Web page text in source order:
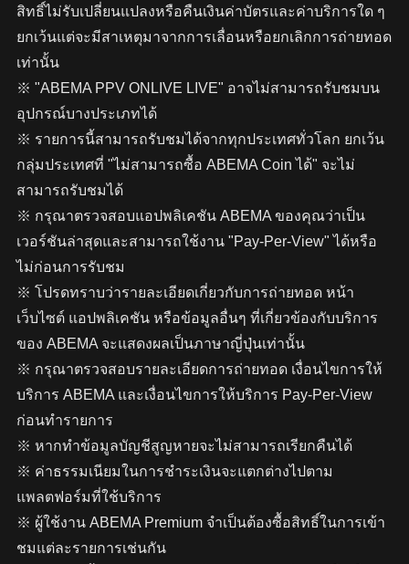
สิทธิ์ไม่รับเปลี่ยนแปลงหรือคืนเงินค่าบัตรและค่าบริการใด ๆ
ยกเว้นแต่จะมีสาเหตุมาจากการเลื่อนหรือยกเลิกการถ่ายทอด
เท่านั้น
※ "ABEMA PPV ONLIVE LIVE" อาจไม่สามารถรับชมบน
อุปกรณ์บางประเภทได้
※ รายการนี้สามารถรับชมได้จากทุกประเทศทั่วโลก ยกเว้น
กลุ่มประเทศที่ "ไม่สามารถซื้อ ABEMA Coin ได้" จะไม่
สามารถรับชมได้
※ กรุณาตรวจสอบแอปพลิเคชัน ABEMA ของคุณว่าเป็น
เวอร์ชันล่าสุดและสามารถใช้งาน "Pay-Per-View" ได้หรือ
ไม่ก่อนการรับชม
※ โปรดทราบว่ารายละเอียดเกี่ยวกับการถ่ายทอด หน้า
เว็บไซต์ แอปพลิเคชัน หรือข้อมูลอื่นๆ ที่เกี่ยวข้องกับบริการ
ของ ABEMA จะแสดงผลเป็นภาษาญี่ปุ่นเท่านั้น
※ กรุณาตรวจสอบรายละเอียดการถ่ายทอด เงื่อนไขการให้
บริการ ABEMA และเงื่อนไขการให้บริการ Pay-Per-View
ก่อนทำรายการ
※ หากทำข้อมูลบัญชีสูญหายจะไม่สามารถเรียกคืนได้
※ ค่าธรรมเนียมในการชำระเงินจะแตกต่างไปตาม
แพลตฟอร์มที่ใช้บริการ
※ ผู้ใช้งาน ABEMA Premium จำเป็นต้องซื้อสิทธิ์ในการเข้า
ชมแต่ละรายการเช่นกัน